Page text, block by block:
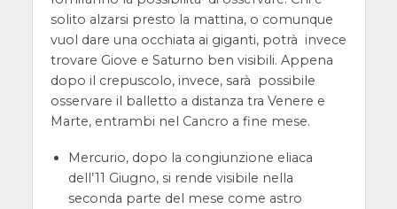
solito alzarsi presto la mattina, o comunque
vuol dare una occhiata ai giganti, potrà invece
trovare Giove e Saturno ben visibili. Appena
dopo il crepuscolo, invece, sarà possibile
osservare il balletto a distanza tra Venere e
Marte, entrambi nel Cancro a fine mese.
Mercurio, dopo la congiunzione eliaca
dell’11 Giugno, si rende visibile nella
seconda parte del mese come astro